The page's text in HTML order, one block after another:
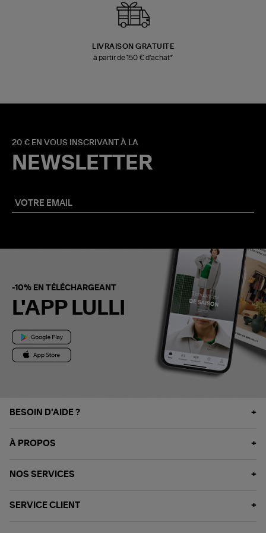
LIVRAISON GRATUITE
à partir de 150 € d'achat*
20 € EN VOUS INSCRIVANT À LA
NEWSLETTER
-10% EN TÉLÉCHARGEANT
L'APP LULLI
BESOIN D'AIDE ?
À PROPOS
NOS SERVICES
SERVICE CLIENT